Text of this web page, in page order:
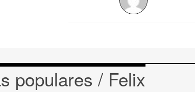
populares / Felix